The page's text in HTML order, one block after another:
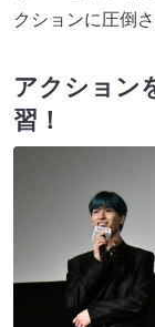
クションに圧倒
アクション
習！